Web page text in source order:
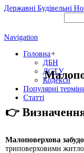
Державні Будівельні
Navigation
Головна+
ДБН
ДСТУ
Кодекси
Популярні
Статті
👉
Малоповерхова
триповерховими